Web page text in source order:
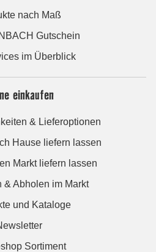
nach Maß
Gutschein
im Überblick
einkaufen
& Lieferoptionen
Hause liefern lassen
Markt liefern lassen
& Abholen im Markt
und Kataloge
Sortiment